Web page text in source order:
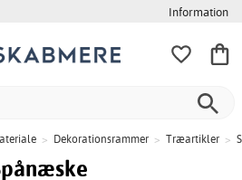
Information
> Dekorationsrammer > Træartikler >